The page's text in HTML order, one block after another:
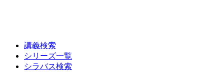
講義検索
シリーズ一覧
シラバス検索